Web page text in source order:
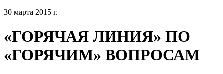
30 марта 2015 г.
«ГОРЯЧАЯ ЛИНИЯ» ПО
«ГОРЯЧИМ» ВОПРОСАМ